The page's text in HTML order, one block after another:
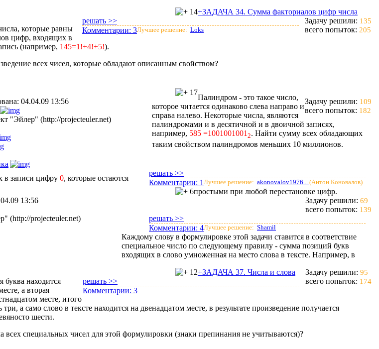
14+ЗАДАЧА 34. Сумма факториалов цифр числа
Задачу решили: 135
всего попыток: 205
решать >>
Комментарии: 3Лучшее решение: Loks
которые равны
цифр, входящих в
(например, 145=1!+4!+5!).
всех чисел, которые обладают описанным свойством?
17
Задачу решили: 109
всего попыток: 182
04.04.09 13:56
"Эйлер" (http://projecteuler.net)
решать >>
Комментарии: 1 Лучшее решение: akonovalov1976... (Антон Коновалов)
Палиндром - это такое число,
которое читается одинаково слева направо и
справа налево. Некоторые числа, являются
палиндромами и в десятичной и в двоичной записях,
например, 585 =1001001001 2. Найти сумму всех обладающих
таким свойством палиндромов меньших 10 миллионов.
6
Задачу решили: 69
всего попыток: 139
13:56
(http://projecteuler.net)
решать >>
Комментарии: 4Лучшее решение: Shamil
в записи цифру 0, которые остаются
простыми при любой перестановке цифр.
12+ЗАДАЧА 37. Числа и слова Задачу решили: 95
всего попыток: 174
решать >>
Комментарии: 3
Каждому слову в формулировке этой задачи ставится в соответствие
специальное число по следующему правилу - сумма позиций букв
входящих в слово умноженная на место слова в тексте. Например, в
буква находится
а вторая
месте, итого
а само слово в тексте находится на двенадцатом месте, в результате произведение получается
шести.
всех специальных чисел для этой формулировки (знаки препинания не учитываются)?